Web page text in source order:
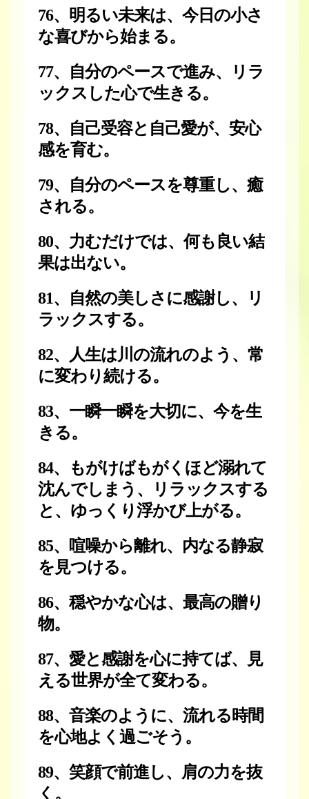
76、明るい未来は、今日の小さ
な喜びから始まる。
77、自分のペースで進み、リラ
ックスした心で生きる。
78、自己受容と自己愛が、安心
感を育む。
79、自分のペースを尊重し、癒
される。
80、力むだけでは、何も良い結
果は出ない。
81、自然の美しさに感謝し、リ
ラックスする。
82、人生は川の流れのよう、常
に変わり続ける。
83、一瞬一瞬を大切に、今を生
きる。
84、もがけばもがくほど溺れて
沈んでしまう、リラックスする
と、ゆっくり浮かび上がる。
85、喧噪から離れ、内なる静寂
を見つける。
86、穏やかな心は、最高の贈り
物。
87、愛と感謝を心に持てば、見
える世界が全て変わる。
88、音楽のように、流れる時間
を心地よく過ごそう。
89、笑顔で前進し、肩の力を抜
く。